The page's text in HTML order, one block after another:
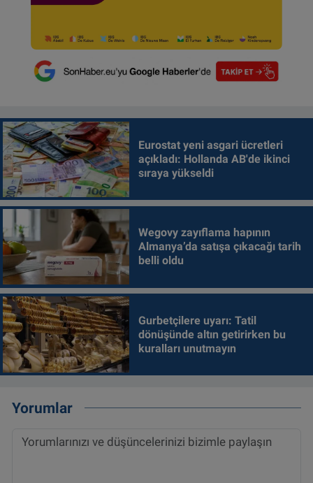
Eurostat yeni asgari ücretleri
açıkladı: Hollanda AB'de ikinci
sıraya yükseldi
Wegovy zayıflama hapının
Almanya’da satışa çıkacağı tarih
belli oldu
Gurbetçilere uyarı: Tatil
dönüşünde altın getirirken bu
kuralları unutmayın
Yorumlar